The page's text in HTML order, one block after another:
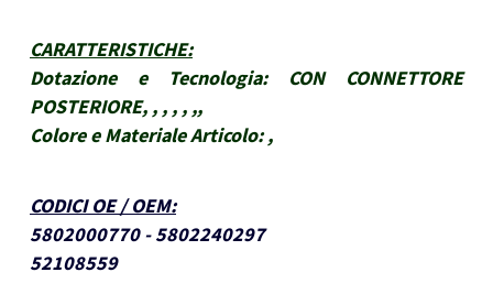
CARATTERISTICHE:
Dotazione e Tecnologia:
CON CONNETTORE
POSTERIORE, , , , , ,,
Colore e Materiale Articolo: ,
CODICI OE / OEM:
5802000770 - 5802240297
52108559